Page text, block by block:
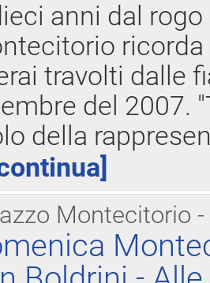
anni dal
travolti dalle
del 2007.
della
Montecitorio